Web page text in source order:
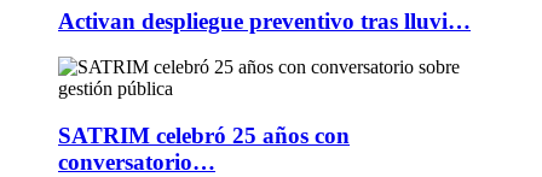
Activan despliegue preventivo tras lluvi…
SATRIM celebró 25 años con
conversatorio…